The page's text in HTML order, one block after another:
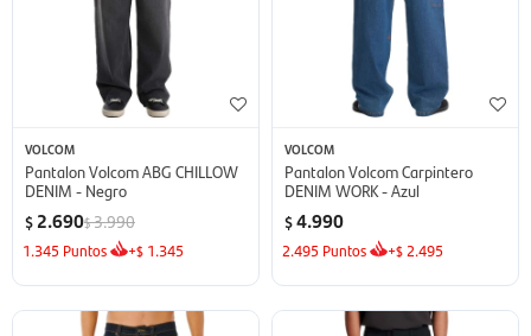
VOLCOM
Pantalon Volcom ABG CHILLOW
DENIM - Negro
$ 2.690$3.990
1.345 Puntos +$ 1.345
VOLCOM
Pantalon Volcom Carpintero
DENIM WORK - Azul
$4.990
2.495 Puntos +$ 2.495